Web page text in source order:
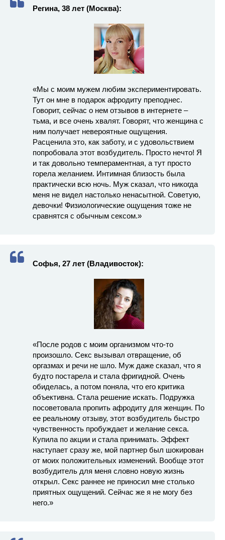
Регина, 38 лет (Москва):
«Мы с моим мужем любим экспериментировать.
Тут он мне в подарок афродиту преподнес.
Говорит, сейчас о нем отзывов в интернете –
тьма, и все очень хвалят. Говорят, что женщина с
ним получает невероятные ощущения.
Расценила это, как заботу, и с удовольствием
попробовала этот возбудитель. Просто нечто! Я
и так довольно темпераментная, а тут просто
горела желанием. Интимная близость была
практически всю ночь. Муж сказал, что никогда
меня не видел настолько ненасытной. Советую,
девочки! Физиологические ощущения тоже не
сравнятся с обычным сексом.»
Софья, 27 лет (Владивосток):
«После родов с моим организмом что-то
произошло. Секс вызывал отвращение, об
оргазмах и речи не шло. Муж даже сказал, что я
будто постарела и стала фригидной. Очень
обиделась, а потом поняла, что его критика
объективна. Стала решение искать. Подружка
посоветовала пропить афродиту для женщин. По
ее реальному отзыву, этот возбудитель быстро
чувственность пробуждает и желание секса.
Купила по акции и стала принимать. Эффект
наступает сразу же, мой партнер был шокирован
от моих положительных изменений. Вообще этот
возбудитель для меня словно новую жизнь
открыл. Секс раннее не приносил мне столько
приятных ощущений. Сейчас же я не могу без
него.»